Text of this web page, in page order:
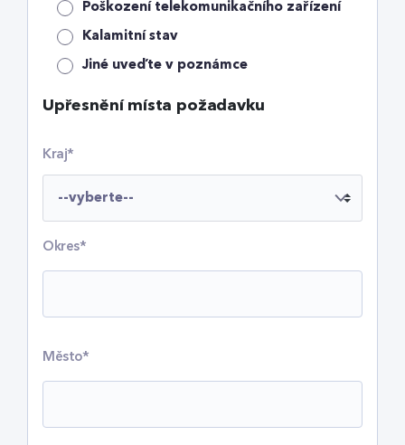
Poškození telekomunikačního zařízení
Kalamitní stav
Jiné uveďte v poznámce
Upřesnění místa požadavku
Kraj*
Okres*
Město*